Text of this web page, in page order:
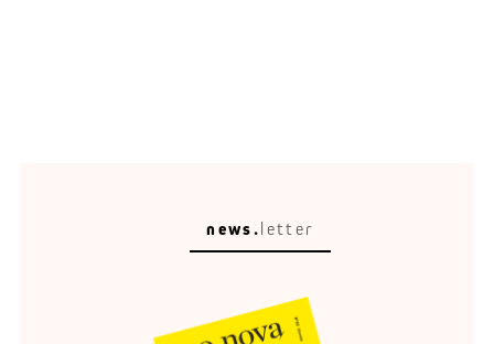
news.letter